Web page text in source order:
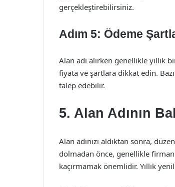
gerçekleştirebilirsiniz.
Adım 5: Ödeme
Alan adı alırken genellikle
fiyata ve şartlara dikkat edin.
talep edebilir.
5. Alan Adının
Alan adınızı aldıktan sonra,
dolmadan önce, genellikle
kaçırmamak önemlidir. Yıllık